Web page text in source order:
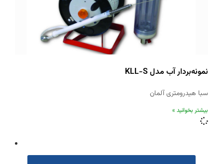
نمونه‌بردار آب مدل KLL-S
سبا هیدرومتری آلمان
بیشتر بخوانید »